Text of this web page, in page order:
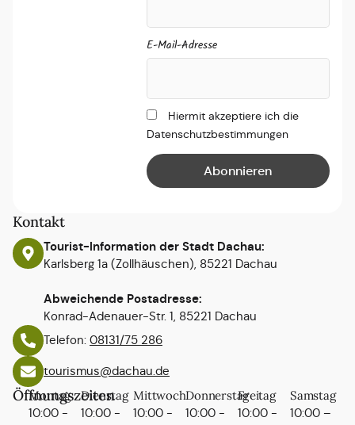
Kontakt
Tourist-Information der Stadt Dachau:
Karlsberg 1a (Zollhäuschen), 85221 Dachau
Abweichende Postadresse:
Konrad-Adenauer-Str. 1, 85221 Dachau
Telefon: 08131/75 286
tourismus@dachau.de
Öffnungszeiten
Montag
10:00 -
Dienstag
10:00 -
Mittwoch
10:00 -
Donnerstag
10:00 -
Freitag
10:00 -
Samstag
10:00 –
E-Mail-Adresse
Hiermit akzeptiere ich die
Datenschutzbestimmungen